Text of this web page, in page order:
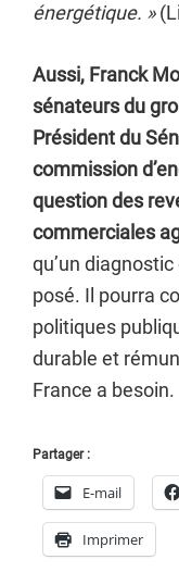
énergétique. »
Aussi, Franck
sénateurs du
Président du
commission
question des
commerciales
qu’un
posé. Il pourra
politiques
durable et
France a besoin.
Partager :
E-mail
Imprimer